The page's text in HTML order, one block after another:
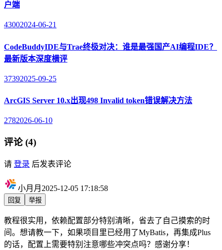
户端
43002024-06-21
CodeBuddyIDE与Trae终极对决：谁是最强国产AI编程IDE？
最新版本深度横评
37392025-09-25
ArcGIS Server 10.x出现498 Invalid token错误解决方法
2782026-06-10
评论 (4)
请 登录 后发表评论
小月月 2025-12-05 17:18:58
回复 举报
教程很实用，依赖配置部分特别清晰，省去了自己摸索的时
间。想请教一下，如果项目里已经用了MyBatis，再集成Plus
的话，配置上需要特别注意哪些冲突点吗？感谢分享！